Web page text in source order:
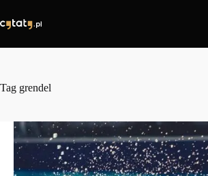
treści
Tag grendel